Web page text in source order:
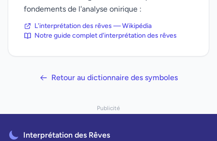
fondements de l'analyse onirique :
L'interprétation des rêves — Wikipédia
Notre guide complet d'interprétation des rêves
Retour au dictionnaire des symboles
Publicité
Interprétation des Rêves